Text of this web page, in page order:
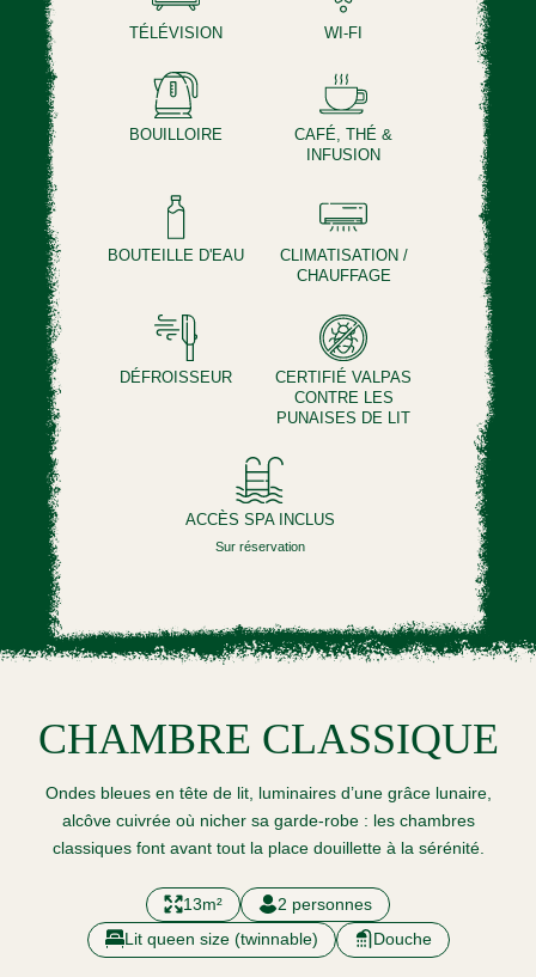
TÉLÉVISION WI-FI
BOUILLOIRE
CAFÉ, THÉ &
INFUSION
BOUTEILLE D'EAU
CLIMATISATION /
CHAUFFAGE
DÉFROISSEUR
CERTIFIÉ VALPAS
CONTRE LES
PUNAISES DE LIT
ACCÈS SPA INCLUS
Sur réservation
CHAMBRE CLASSIQUE
Ondes bleues en tête de lit, luminaires d’une grâce lunaire,
alcôve cuivrée où nicher sa garde-robe : les chambres
classiques font avant tout la place douillette à la sérénité.
13m²
2 personnes
Lit queen size (twinnable)
Douche